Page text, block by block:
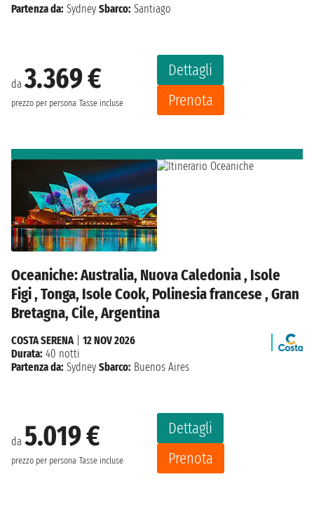
da3.369 €
prezzo per persona Tasse incluse
Dettagli
Prenota
Partenza da: Sydney Sbarco: Santiago
Oceaniche: Australia, Nuova Caledonia , Isole
Figi , Tonga, Isole Cook, Polinesia francese , Gran
Bretagna, Cile, Argentina
da 5.019 €
prezzo per persona Tasse incluse
Dettagli
Prenota
COSTA SERENA
12 NOV 2026
Durata: 40 notti
Partenza da: Sydney Sbarco: Buenos Aires